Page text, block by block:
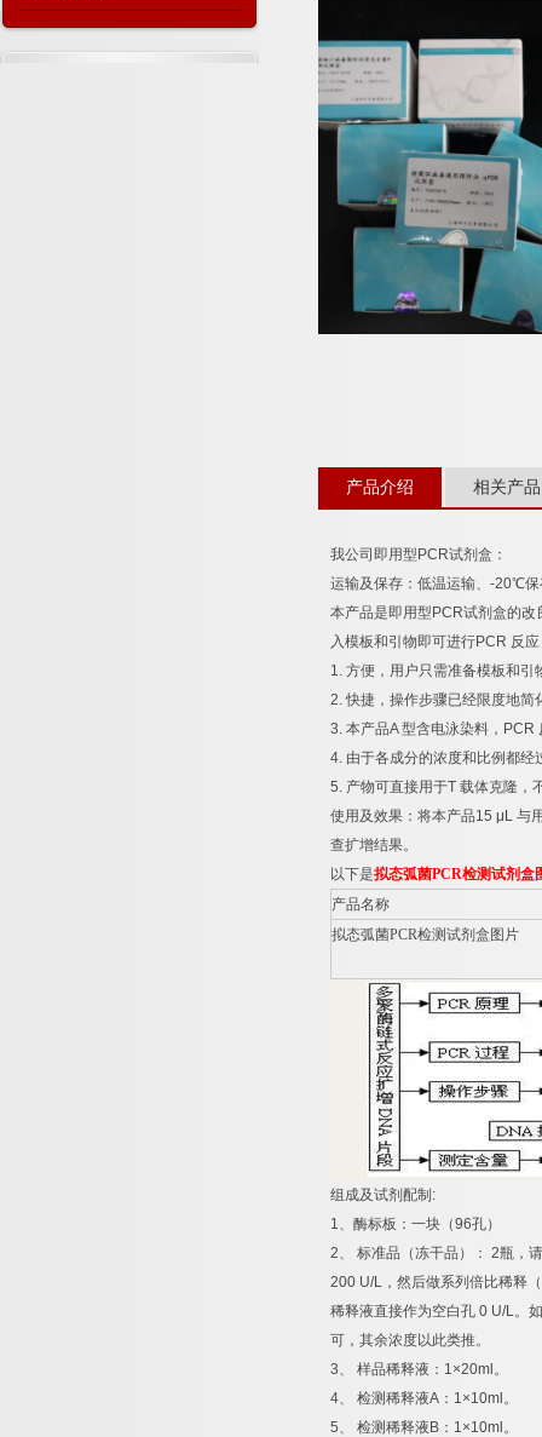
产品介绍 相关产品
我公司即用型 PCR试剂盒：
运输及保存：低温运输、 -20℃
本产品是即用型 PCR试剂盒的改
入模板和引物即可进行PCR 反
1. 方便，用户只需准备模板和引
2.快捷，操作步骤已经限度地简
3. 本产品A型含电泳染料， PCR
4. 由于各成分的浓度和比例都
5. 产物可直接用于T 载体克隆，
使用及效果：将本产品15 μL 与
查扩增结果。
以下是拟态弧菌PCR检测试剂盒
产品名称
拟态弧菌PCR检测试剂盒图片
组成及试剂配制 :
1、酶标板：一块（96孔）
2、 标准品（冻干品）： 2瓶，
200 U/L ，然后做系列倍比稀释
稀释液直接作为空白孔 0 U/L。
可，其余浓度以此类推。
3、 样品稀释液： 1×20ml 。
4、 检测稀释液A ： 1×10ml 。
5、 检测稀释液 B ： 1×10ml 。